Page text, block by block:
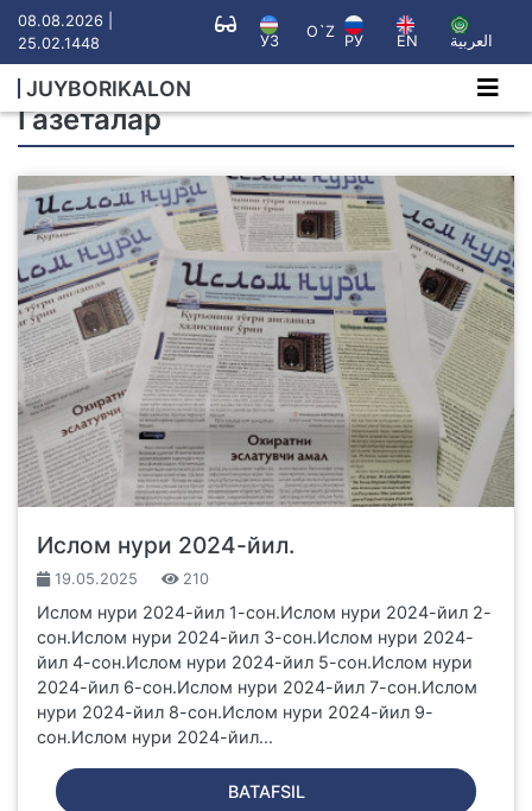
08.08.2026 |
25.02.1448
УЗ
O`Z
РУ EN العربية
JUYBORIKALON
Газеталар
Ислом нури 2024-йил.
19.05.2025 210
Ислом нури 2024-йил 1-сон.Ислом нури 2024-йил 2-
сон.Ислом нури 2024-йил 3-сон.Ислом нури 2024-
йил 4-сон.Ислом нури 2024-йил 5-сон.Ислом нури
2024-йил 6-сон.Ислом нури 2024-йил 7-сон.Ислом
нури 2024-йил 8-сон.Ислом нури 2024-йил 9-
сон.Ислом нури 2024-йил...
BATAFSIL